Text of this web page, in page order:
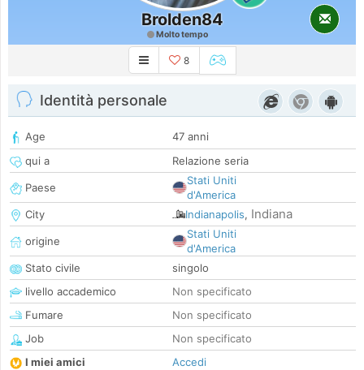
Brolden84
Molto tempo
8
Identità personale
Age
47 anni
qui a
Relazione seria
Paese
Stati Uniti
d'America
City
Indianapolis, Indiana
origine
Stati Uniti
d'America
Stato civile
singolo
livello accademico
Non specificato
Fumare
Non specificato
Job
Non specificato
I miei amici
Accedi